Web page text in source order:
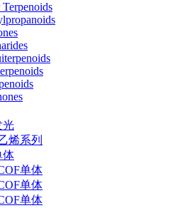
光
烯系列
体
单体
单体
单体